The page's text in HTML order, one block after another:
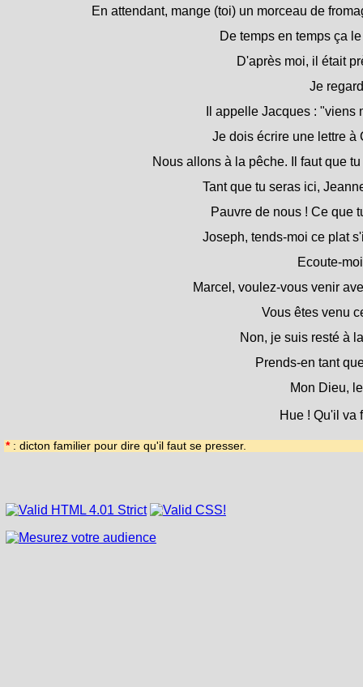
En attendant, mange (toi) un morceau de
De temps en temps ça
D'après moi, il était
Je
Il appelle Jacques : "viens
Je dois écrire une lettre à
Nous allons à la pêche. Il faut que
Tant que tu seras ici,
Pauvre de nous ! Ce que
Joseph, tends-moi ce plat
Ecoute-
Marcel, voulez-vous venir
Vous êtes venu
Non, je suis resté à
Prends-en tant
Mon Dieu,
Hue ! Qu'il va
*: dicton familier pour dire qu'il faut se presser.